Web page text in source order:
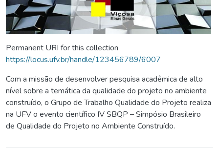
Permanent URI for this collection
https://locus.ufv.br/handle/123456789/6007
Com a missão de desenvolver pesquisa acadêmica de alto
nível sobre a temática da qualidade do projeto no ambiente
construído, o Grupo de Trabalho Qualidade do Projeto realiza
na UFV o evento científico IV SBQP – Simpósio Brasileiro
de Qualidade do Projeto no Ambiente Construído.